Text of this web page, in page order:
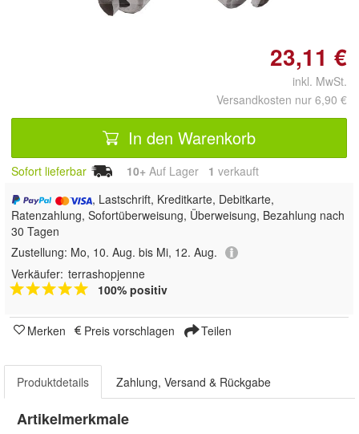
23,11 €
inkl. MwSt.
Versandkosten nur 6,90 €
In den Warenkorb
Sofort lieferbar 10+ Auf Lager 1 verkauft
, Lastschrift, Kreditkarte, Debitkarte,
Ratenzahlung, Sofortüberweisung, Überweisung, Bezahlung nach
30 Tagen
Zustellung: Mo, 10. Aug. bis Mi, 12. Aug.
Verkäufer: terrashopjenne
100% positiv
Merken Preis vorschlagen Teilen
Produktdetails Zahlung, Versand & Rückgabe
Artikelmerkmale